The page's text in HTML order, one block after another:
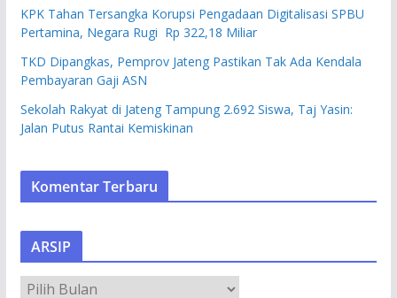
KPK Tahan Tersangka Korupsi Pengadaan Digitalisasi SPBU
Pertamina, Negara Rugi Rp 322,18 Miliar
TKD Dipangkas, Pemprov Jateng Pastikan Tak Ada Kendala
Pembayaran Gaji ASN
Sekolah Rakyat di Jateng Tampung 2.692 Siswa, Taj Yasin:
Jalan Putus Rantai Kemiskinan
Komentar Terbaru
ARSIP